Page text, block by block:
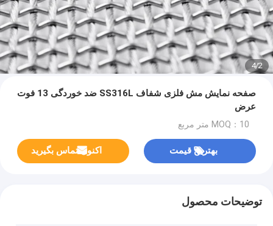
2
/
4
صفحه نمایش مش فلزی شفاف SS316L ضد خوردگی 13 فوت
عرض
MOQ：10 متر مربع
بهترین قیمت اکنون تماس بگیرید
توضیحات محصول